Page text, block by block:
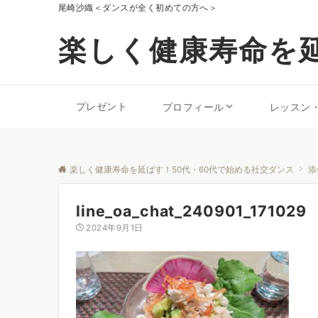
尾崎沙織＜ダンスが全く初めての方へ＞
楽しく健康寿命を
プレゼント プロフィール レッスン
楽しく健康寿命を延ばす！50代・60代で始める社交ダンス
line_oa_chat_240901_171029
2024年9月1日